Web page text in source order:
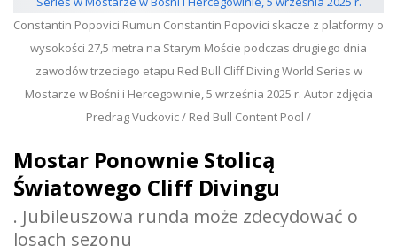
wysokości 27,5 metra na Starym Moście podczas drugiego dnia
zawodów trzeciego etapu Red Bull Cliff Diving World Series w
Mostarze w Bośni i Hercegowinie, 5 września 2025 r. Autor zdjęcia
Predrag Vuckovic / Red Bull Content Pool /